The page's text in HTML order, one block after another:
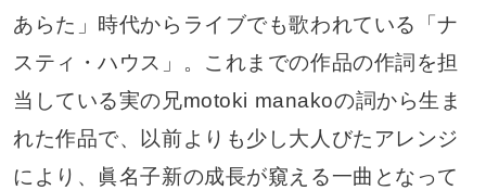
あらた」時代からライブでも歌われている「ナ
スティ・ハウス」。これまでの作品の作詞を担
当している実の兄motoki manakoの詞から生ま
れた作品で、以前よりも少し大人びたアレンジ
により、眞名子新の成長が窺える一曲となって